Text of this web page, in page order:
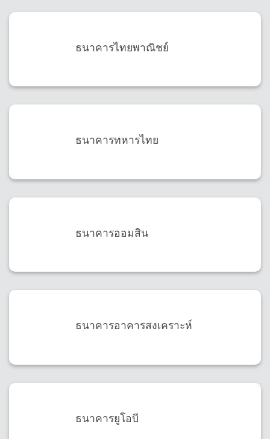
ธนาคารไทยพาณิชย์
ธนาคารทหารไทย
ธนาคารออมสิน
ธนาคารอาคารสงเคราะห์
ธนาคารยูโอบี